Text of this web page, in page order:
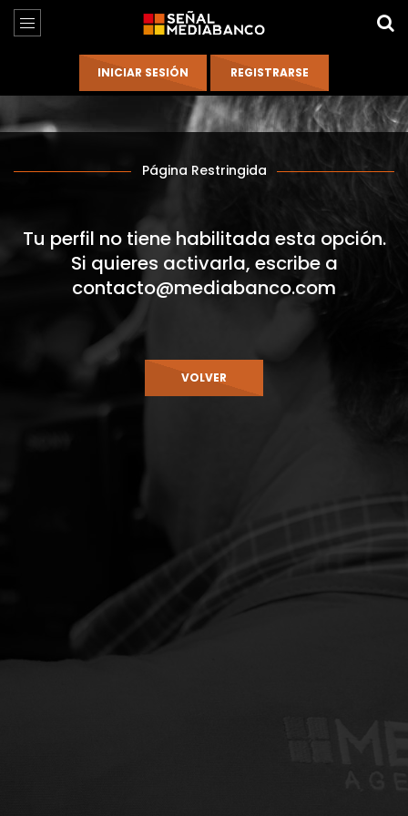
Página Restringida
Tu perfil no tiene habilitada esta opción.
Si quieres activarla, escribe a
contacto@mediabanco.com